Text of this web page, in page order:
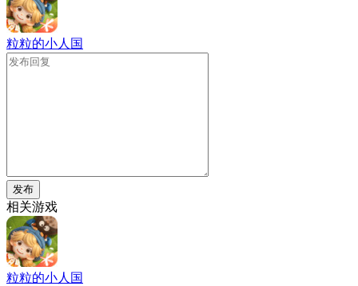
粒粒的小人国
发布
相关游戏
粒粒的小人国